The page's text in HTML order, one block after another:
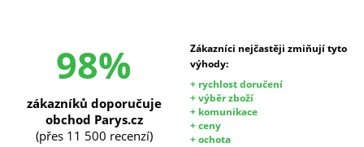
98%
Zákazníci nejčastěji zmiňují tyto
výhody:
+ rychlost doručení
+ výběr zboží
+ komunikace
+ ceny
+ ochota
zákazníků doporučuje
obchod Parys.cz
(přes 11 500 recenzí)